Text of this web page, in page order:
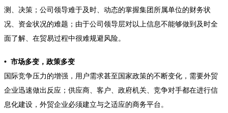
测、决策；公司领导难于及时、动态的掌握集团所属单位的财务状
况、资金状况的难题；由于公司领导层对以上信息不能够做到及时全
面了解、在贸易过程中很难规避风险。
• 市场多变，政策多变
国际竞争压力的增强，用户需求甚至国家政策的不断变化，需要外贸
企业迅速做出反应；供应商、客户、政府机关、竞争对手都在进行信
息化建设，外贸企业必须建立与之适应的商务平台。